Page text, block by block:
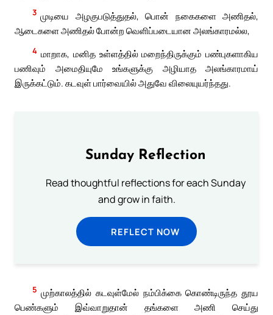
3 முடியை அழகுபடுத்துதல், பொன் நகைகளை அணிதல்,
ஆடைகளை அணிதல் போன்ற வெளிப்படையான அலங்காரமல்ல,
4 மாறாக, மனித உள்ளத்தில் மறைந்திருக்கும் பண்புகளாகிய
பணிவும் அமைதியுமே உங்களுக்கு அழியாத அலங்காரமாய்
இருக்கட்டும். கடவுள் பார்வையில் அதுவே விலையுயர்ந்தது.
Sunday Reflection
Read thoughtful reflections for each Sunday
and grow in faith.
REFLECT NOW
5 முற்காலத்தில் கடவுள்மேல் நம்பிக்கை கொண்டிருந்த தூய
பெண்களும் இவ்வாறுதான் தங்களை அணி செய்து